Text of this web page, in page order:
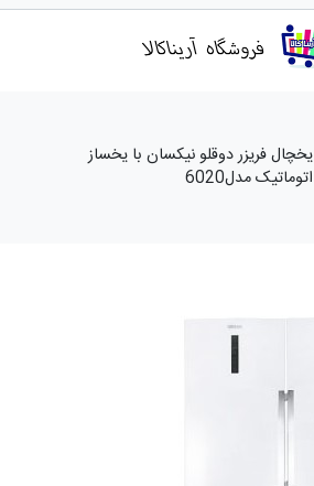
یخچال فریزر دوقلو نیکسان با یخساز
اتوماتیک مدل6020